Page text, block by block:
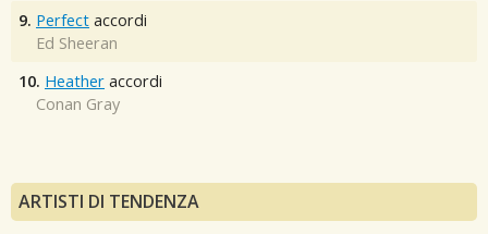
9. Perfect accordi
Ed Sheeran
10. Heather accordi
Conan Gray
ARTISTI DI TENDENZA